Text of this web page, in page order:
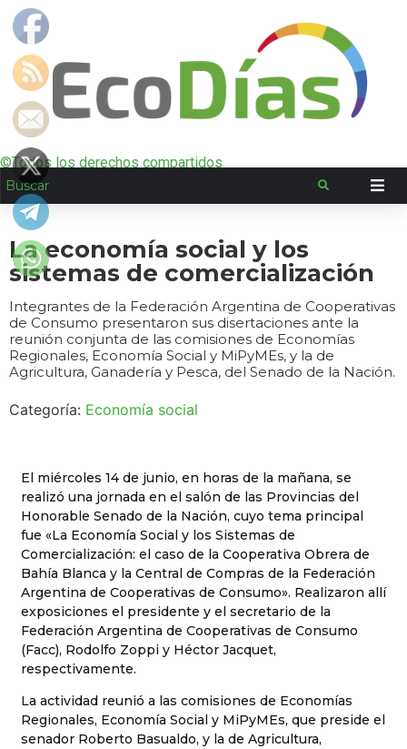
©Todos los derechos compartidos
La economía social y los
sistemas de comercialización
Integrantes de la Federación Argentina de Cooperativas
de Consumo presentaron sus disertaciones ante la
reunión conjunta de las comisiones de Economías
Regionales, Economía Social y MiPyMEs, y la de
Agricultura, Ganadería y Pesca, del Senado de la Nación.
Categoría: Economía social
El miércoles 14 de junio, en horas de la mañana, se
realizó una jornada en el salón de las Provincias del
Honorable Senado de la Nación, cuyo tema principal
fue «La Economía Social y los Sistemas de
Comercialización: el caso de la Cooperativa Obrera de
Bahía Blanca y la Central de Compras de la Federación
Argentina de Cooperativas de Consumo». Realizaron allí
exposiciones el presidente y el secretario de la
Federación Argentina de Cooperativas de Consumo
(Facc), Rodolfo Zoppi y Héctor Jacquet,
respectivamente.
La actividad reunió a las comisiones de Economías
Regionales, Economía Social y MiPyMEs, que preside el
senador Roberto Basualdo, y la de Agricultura,